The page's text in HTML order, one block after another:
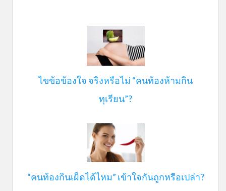
ไขข้อข้องใจ จริงหรือไม่ “คนท้องห้ามกิน
ทุเรียน”?
“คนท้องกินเผ็ดได้ไหม” เข้าใจกันถูกหรือเปล่า?